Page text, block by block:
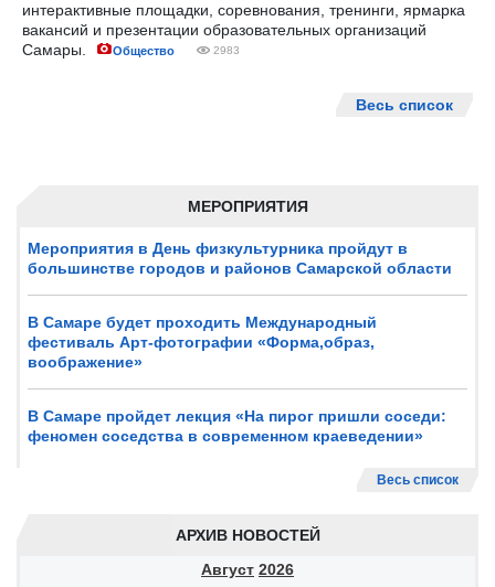
МЕРОПРИЯТИЯ
Мероприятия в День физкультурника пройдут в
большинстве городов и районов Самарской области
В Самаре будет проходить Международный
фестиваль Арт-фотографии «Форма,образ,
воображение»
В Самаре пройдет лекция «На пирог пришли соседи:
феномен соседства в современном краеведении»
Весь список
АРХИВ НОВОСТЕЙ
Август 2026
интерактивные площадки, соревнования, тренинги, ярмарка
вакансий и презентации образовательных организаций
Самары.
Общество 2983
Весь список